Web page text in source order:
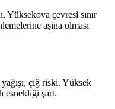
Yüksekova çevresi sınır
aşina olması
çığ riski. Yüksek
esnekliği şart.